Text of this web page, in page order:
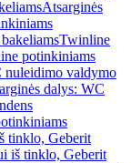
Atsarginės
Twinline
potinkiniams
nuleidimo valdymo
dalys: WC
tinklo, Geberit
iš tinklo, Geberit